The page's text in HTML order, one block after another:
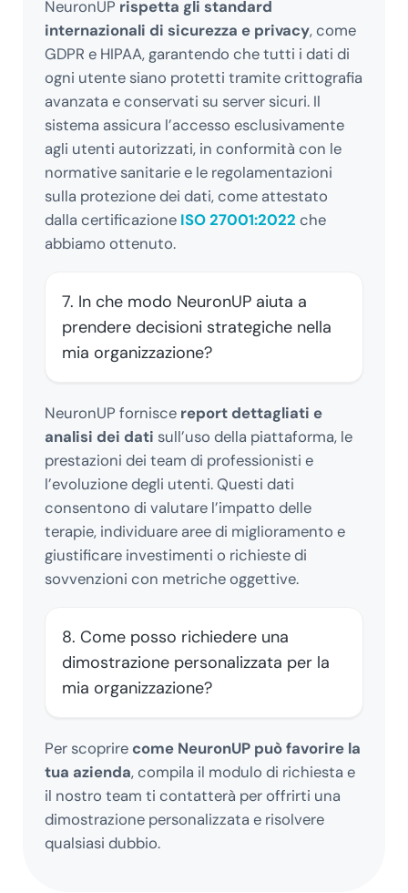
NeuronUP rispetta gli standard
internazionali di sicurezza e privacy, come
GDPR e HIPAA, garantendo che tutti i dati di
ogni utente siano protetti tramite crittografia
avanzata e conservati su server sicuri. Il
sistema assicura l’accesso esclusivamente
agli utenti autorizzati, in conformità con le
normative sanitarie e le regolamentazioni
sulla protezione dei dati, come attestato
dalla certificazione ISO 27001:2022 che
abbiamo ottenuto.
7. In che modo NeuronUP aiuta a
prendere decisioni strategiche nella
mia organizzazione?
NeuronUP forniscereport dettagliati e
analisi dei dati sull’uso della piattaforma, le
prestazioni dei team di professionisti e
l’evoluzione degli utenti. Questi dati
consentono di valutare l’impatto delle
terapie, individuare aree di miglioramento e
giustificare investimenti o richieste di
sovvenzioni con metriche oggettive.
8. Come posso richiedere una
dimostrazione personalizzata per la
mia organizzazione?
Per scoprire come NeuronUP può favorire la
tua azienda, compila il modulo di richiesta e
il nostro team ti contatterà per offrirti una
dimostrazione personalizzata e risolvere
qualsiasi dubbio.